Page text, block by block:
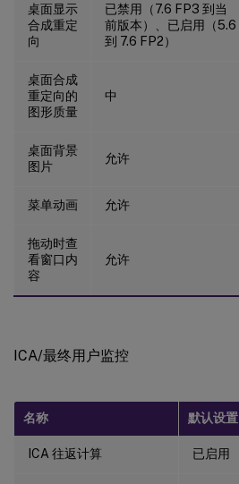
桌面显示
合成重定
向
已禁用（7.6 FP3 到当
前版本）、已启用（5.6
到 7.6 FP2）
桌面合成
重定向的
图形质量
中
桌面背景
图片
允许
菜单动画 允许
拖动时查
看窗口内
容
允许
ICA/最终用户监控
名称 默认设置
ICA 往返计算 已启用